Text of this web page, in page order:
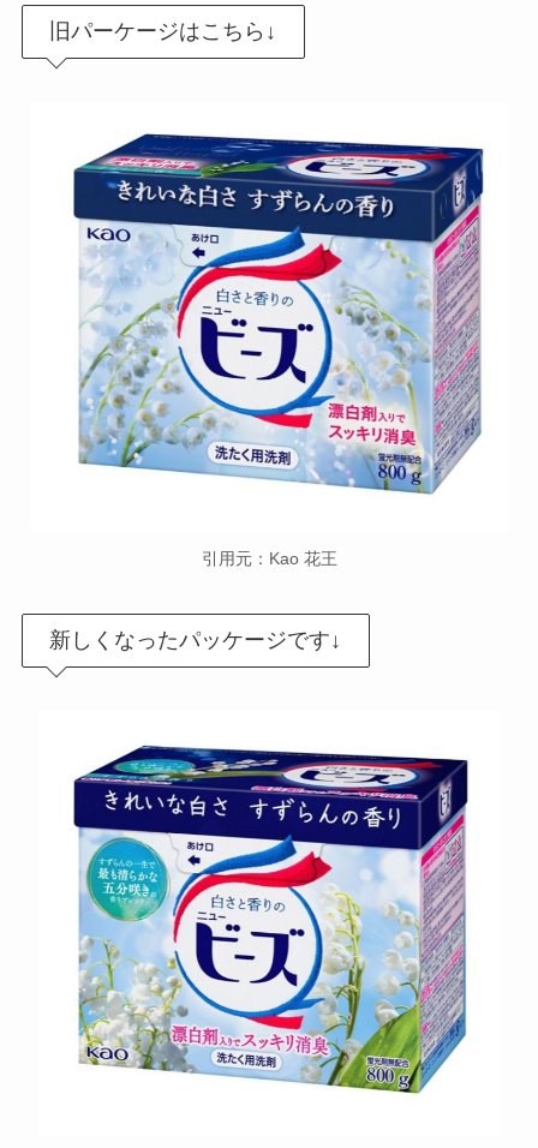
旧パーケージはこちら↓
引用元：Kao 花王
新しくなったパッケージです↓